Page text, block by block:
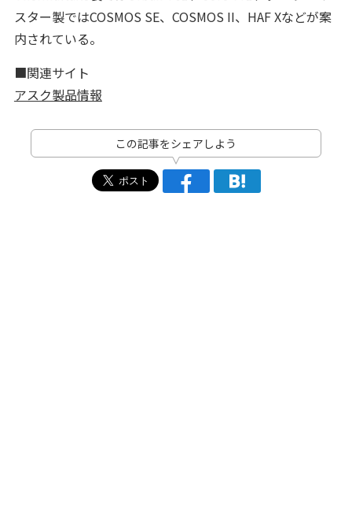
スター製ではCOSMOS SE、COSMOS II、HAF Xなどが案
内されている。
■関連サイト
アスク製品情報
この記事をシェアしよう